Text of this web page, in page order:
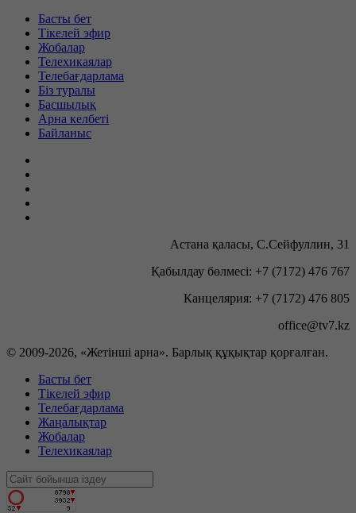
Басты бет
Тікелей эфир
Жобалар
Телехикаялар
Телебағдарлама
Біз туралы
Басшылық
Арна келбеті
Байланыс
Астана қаласы, С.Сейфуллин, 31
Қабылдау бөлмесі: +7 (7172) 476 767
Канцелярия: +7 (7172) 476 805
office@tv7.kz
© 2009-2026, «Жетінші арна». Барлық құқықтар қорғалған.
Басты бет
Тікелей эфир
Телебағдарлама
Жаңалықтар
Жобалар
Телехикаялар